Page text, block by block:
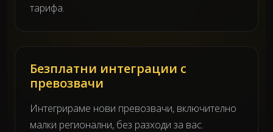
тарифа.
Безплатни интеграции с
превозвачи
Интегрираме нови превозвачи, включително
малки регионални, без разходи за вас.